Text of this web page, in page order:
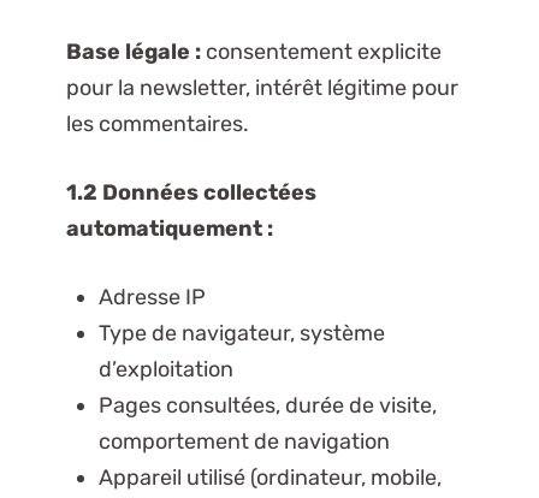
Base légale :consentement explicite
pour la newsletter, intérêt légitime pour
les commentaires.
1.2 Données collectées
automatiquement :
Adresse IP
Type de navigateur, système
d’exploitation
Pages consultées, durée de visite,
comportement de navigation
Appareil utilisé (ordinateur, mobile,